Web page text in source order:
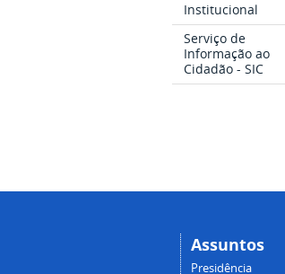
Institucional
Serviço de
Informação ao
Cidadão - SIC
Assuntos
Presidência